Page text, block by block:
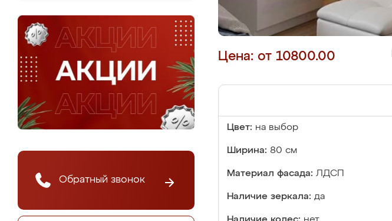
Обратный звонок
Цена: от 10800.00
Цвет: на выбор
Ширина: 80 см
Материал фасада: ЛДСП
Наличие зеркала: да